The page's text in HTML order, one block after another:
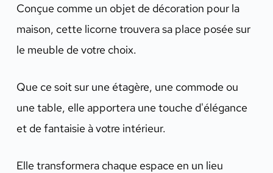
Conçue comme un objet de décoration pour la
maison, cette licorne trouvera sa place posée sur
le meuble de votre choix.
Que ce soit sur une étagère, une commode ou
une table, elle apportera une touche d'élégance
et de fantaisie à votre intérieur.
Elle transformera chaque espace en un lieu